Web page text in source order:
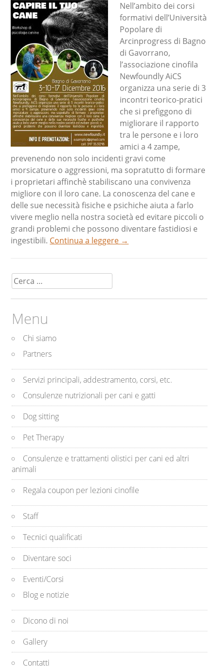
Nell’ambito dei corsi
formativi dell’Università
Popolare di
Arcinprogress di Bagno
di Gavorrano,
l’associazione cinofila
Newfoundly AiCS
organizza una serie di 3
incontri teorico-pratici
che si prefiggono di
migliorare il rapporto
tra le persone e i loro
amici a 4 zampe,
prevenendo non solo incidenti gravi come
morsicature o aggressioni, ma sopratutto di formare
i proprietari affinchè stabiliscano una convivenza
migliore con il loro cane. La conoscenza del cane e
delle sue necessità fisiche e psichiche aiuta a farlo
vivere meglio nella nostra società ed evitare piccoli o
grandi problemi che possono diventare fastidiosi e
ingestibili. Continua a leggere →
Ricerca
per:
Menu
Chi siamo
Partners
Servizi principali, addestramento, corsi, etc.
Consulenze nutrizionali per cani e gatti
Dog sitting
Pet Therapy
Consulenze e trattamenti olistici per cani ed altri
animali
Regala coupon per lezioni cinofile
Staff
Tecnici qualificati
Diventare soci
Eventi/Corsi
Blog e notizie
Dicono di noi
Gallery
Contatti